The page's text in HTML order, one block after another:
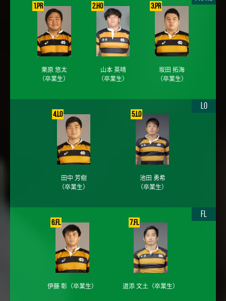
1.PR
栗原 悠太
（卒業生）
2.HO
山本 英晴
（卒業生）
3.PR
坂田 拓海
（卒業生）
4.LO
田中 芳樹
（卒業生）
5.LO
池田 勇希
（卒業生）
LO
6.FL
伊藤 彰 （卒業生）
7.FL
道添 文土（卒業生）
FL